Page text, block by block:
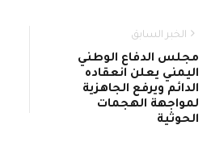
الخبر السابق
مجلس الدفاع الوطني
اليمني يعلن انعقاده
الدائم ويرفع الجاهزية
لمواجهة الهجمات
الحوثية